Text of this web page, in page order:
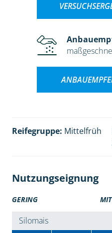
Reifegruppe: Mittelfrüh
Nutzungseignung
GERING
Silomais